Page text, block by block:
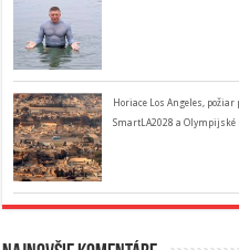
Horiace Los Angeles,
SmartLA2028 a Olympijské